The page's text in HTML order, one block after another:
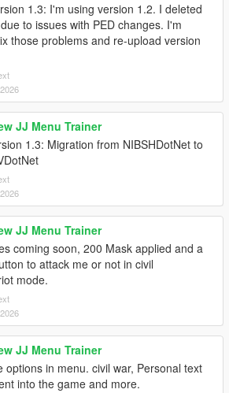
1.3: I'm using version 1.2. I deleted
to issues with PED changes. I'm
those problems and re-upload version
JJ Menu Trainer
1.3: Migration from NIBSHDotNet to
JJ Menu Trainer
coming soon, 200 Mask applied and a
to attack me or not in civil
mode.
JJ Menu Trainer
options in menu. civil war, Personal text
into the game and more.